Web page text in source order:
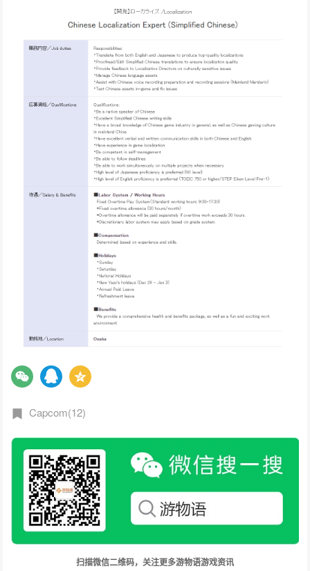
Capcom(12)
扫描微信二维码，关注更多游物语游戏资讯